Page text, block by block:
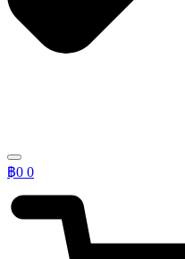
฿0 0